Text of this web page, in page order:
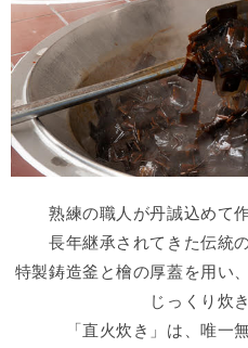
熟練の職人が丹誠込めて
長年継承されてきた伝統
特製鋳造釜と檜の厚蓋を用い
じっくり炊
「直火炊き」は、唯一